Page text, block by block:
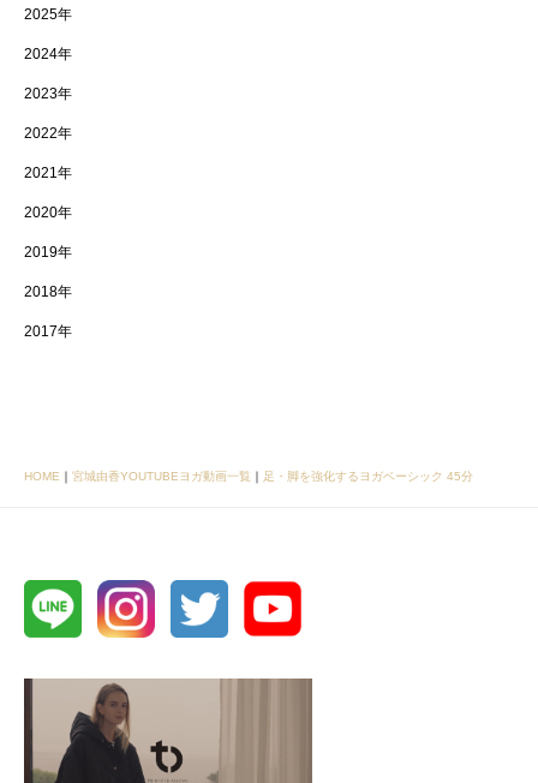
2025年
2024年
2023年
2022年
2021年
2020年
2019年
2018年
2017年
HOME ｜ 宮城由香YOUTUBEヨガ動画一覧 ｜ 足・脚を強化するヨガベーシック 45分